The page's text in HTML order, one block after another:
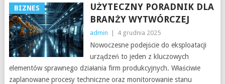
BIZNES
UŻYTECZNY PORADNIK DLA
BRANŻY WYTWÓRCZEJ
admin 4 grudnia 2025
Nowoczesne podejście do eksploatacji
urządzeń to jeden z kluczowych
elementów sprawnego działania firm produkcyjnych. Właściwie
zaplanowane procesy techniczne oraz monitorowanie stanu